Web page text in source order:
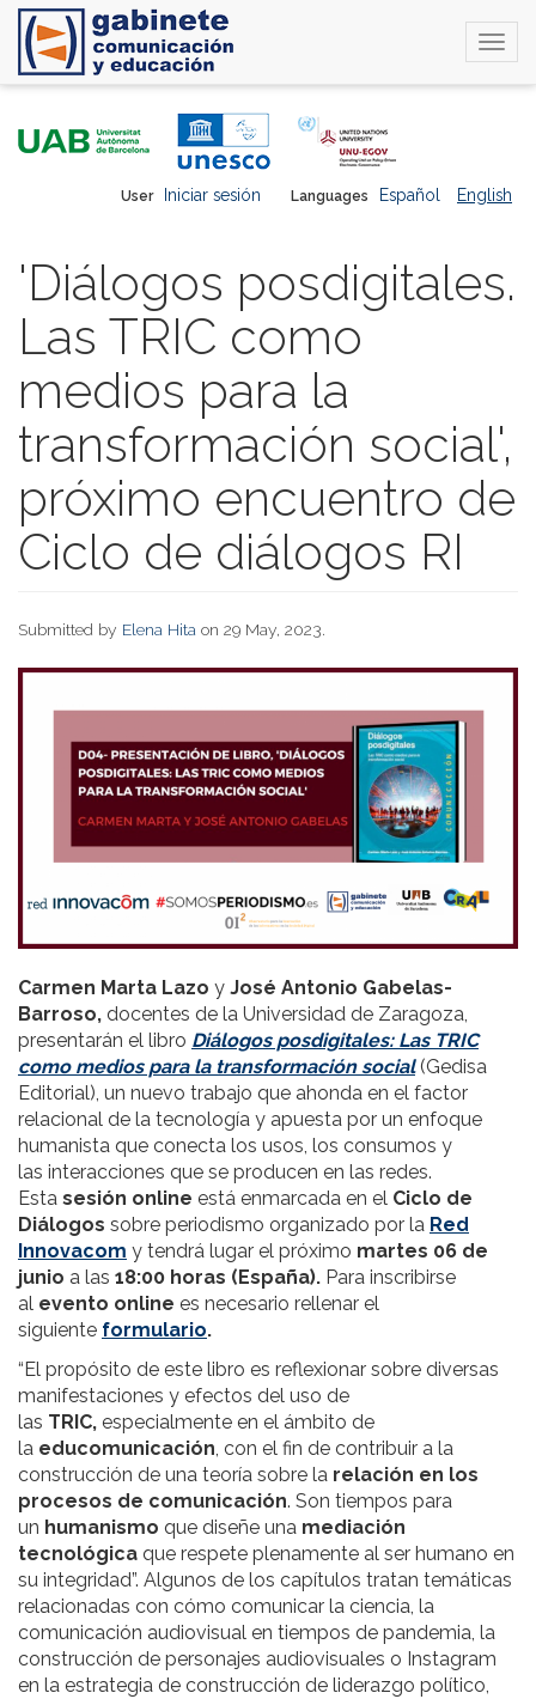
Languages Español English
User Iniciar sesión
'Diálogos posdigitales.
Las TRIC como
medios para la
transformación social',
próximo encuentro de
Ciclo de diálogos RI
Submitted by Elena Hita on 29 May, 2023.
Carmen Marta Lazo y José Antonio Gabelas-
Barroso, docentes de la Universidad de Zaragoza,
presentarán el libro Diálogos posdigitales: Las TRIC
como medios para la transformación social (Gedisa
Editorial), un nuevo trabajo que ahonda en el factor
relacional de la tecnología y apuesta por un enfoque
humanista que conecta los usos, los consumos y
las interacciones que se producen en las redes.
Esta sesión online está enmarcada en el Ciclo de
Diálogos sobre periodismo organizado por la Red
Innovacom y tendrá lugar el próximo martes 06 de
junio a las 18:00 horas (España). Para inscribirse
al evento online es necesario rellenar el
siguiente formulario.
“El propósito de este libro es reflexionar sobre diversas
manifestaciones y efectos del uso de
las TRIC, especialmente en el ámbito de
la educomunicación, con el fin de contribuir a la
construcción de una teoría sobre la relación en los
procesos de comunicación. Son tiempos para
un humanismo que diseñe una mediación
tecnológica que respete plenamente al ser humano en
su integridad”. Algunos de los capítulos tratan temáticas
relacionadas con cómo comunicar la ciencia, la
comunicación audiovisual en tiempos de pandemia, la
construcción de personajes audiovisuales o Instagram
en la estrategia de construcción de liderazgo político,